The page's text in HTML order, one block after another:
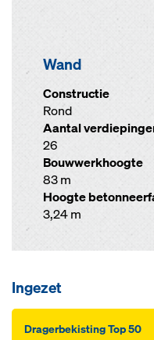
Wand
Constructie
Rond
Aantal
26
Bouwwerkhoogte
83 m
Hoogte
3,24 m
Ingezet
Dra­ger­be­kis­ting Top 50